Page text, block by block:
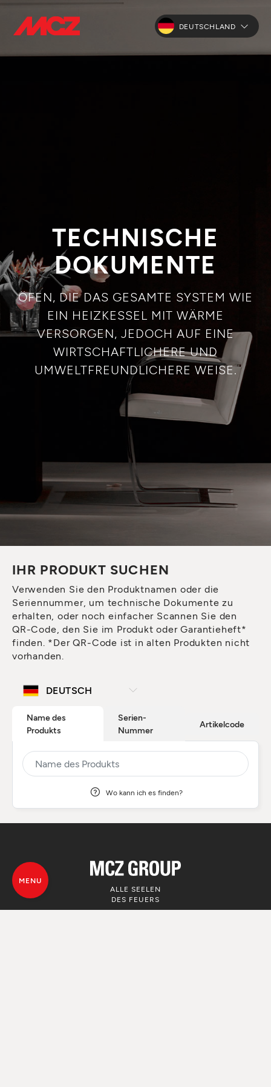
DEUTSCHLAND
TECHNISCHE
DOKUMENTE
ÖFEN, DIE DAS GESAMTE SYSTEM WIE
EIN HEIZKESSEL MIT WÄRME
VERSORGEN, JEDOCH AUF EINE
WIRTSCHAFTLICHERE UND
UMWELTFREUNDLICHERE WEISE.
IHR PRODUKT SUCHEN
Verwenden Sie den Produktnamen oder die
Seriennummer, um technische Dokumente zu
erhalten, oder noch einfacher Scannen Sie den
QR-Code, den Sie im Produkt oder Garantieheft*
finden. *Der QR-Code ist in alten Produkten nicht
vorhanden.
Name des
Produkts
Serien-
Nummer
Artikelcode
Wo kann ich es finden?
ALLE SEELEN
DES FEUERS
MENU